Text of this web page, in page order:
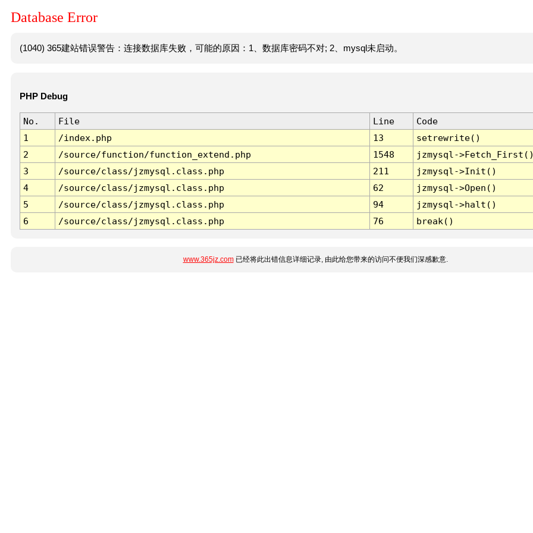
Database Error
(1040) 365建站错误警告：连接数据库失败，可能的原因：1、数据库密码不对; 2、mysql未启动。
PHP Debug
No. File Line
Code
1
/index.php 13
setrewrite()
2
/source/function/function_extend.php 1548
jzmysql-
3
/source/class/jzmysql.class.php 211
jzmysql->Init()
4
/source/class/jzmysql.class.php 62
jzmysql->Open()
5
/source/class/jzmysql.class.php 94
jzmysql->halt()
6
/source/class/jzmysql.class.php 76 break()
www.365jz.com已经将此出错信息详细记录, 由此给您带来的访问不便我们深感歉意.